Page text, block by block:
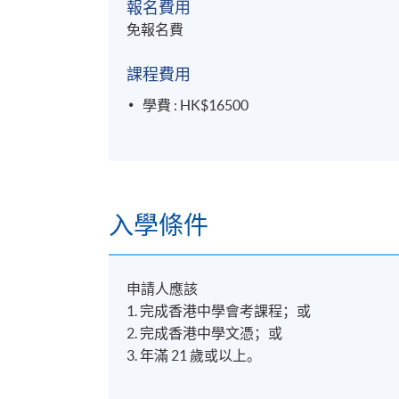
學生作品
HKU SPACE I Photography
詳情
課程大綱
數碼攝影概念及技術
- 環境，光線及鏡頭視覺之關係
- 使用數碼拍攝工具的正確方式及態度
報名費用
免報名費
課程費用
學費 : HK$16500
入學條件
申請人應該
1. 完成香港中學會考課程；或
2. 完成香港中學文憑；或
3. 年滿 21 歲或以上。